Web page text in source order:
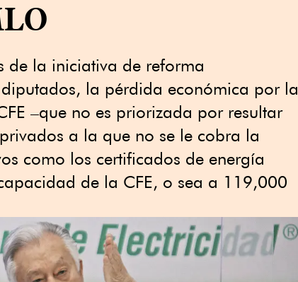
de la iniciativa de reforma
la pérdida económica por la
–que no es priorizada por resultar
a la que no se le cobra la
como los certificados de energía
de la CFE, o sea a 119,000